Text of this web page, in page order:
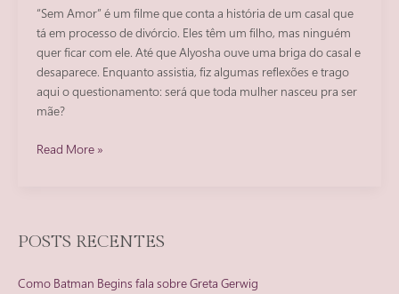
“Sem Amor” é um filme que conta a história de um casal que
tá em processo de divórcio. Eles têm um filho, mas ninguém
quer ficar com ele. Até que Alyosha ouve uma briga do casal e
desaparece. Enquanto assistia, fiz algumas reflexões e trago
aqui o questionamento: será que toda mulher nasceu pra ser
mãe?
SEM
nasceram
ser
Read More »
POSTS RECENTES
Como Batman Begins fala sobre Greta Gerwig